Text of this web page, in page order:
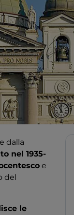
dalla
nel 1935-
e
del
le